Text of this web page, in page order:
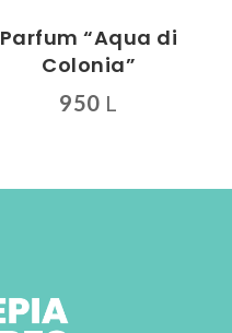
Parfum “Aqua di
Colonia”
950 L